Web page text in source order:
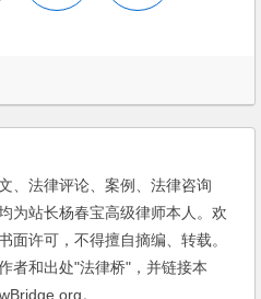
、法律评论、案例、法律咨询
为站长杨春宝高级律师本人。欢
面许可，不得擅自摘编、转载。
者和出处"法律桥"，并链接本
。